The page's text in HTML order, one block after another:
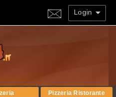
Login
Pizzeria Ristorante